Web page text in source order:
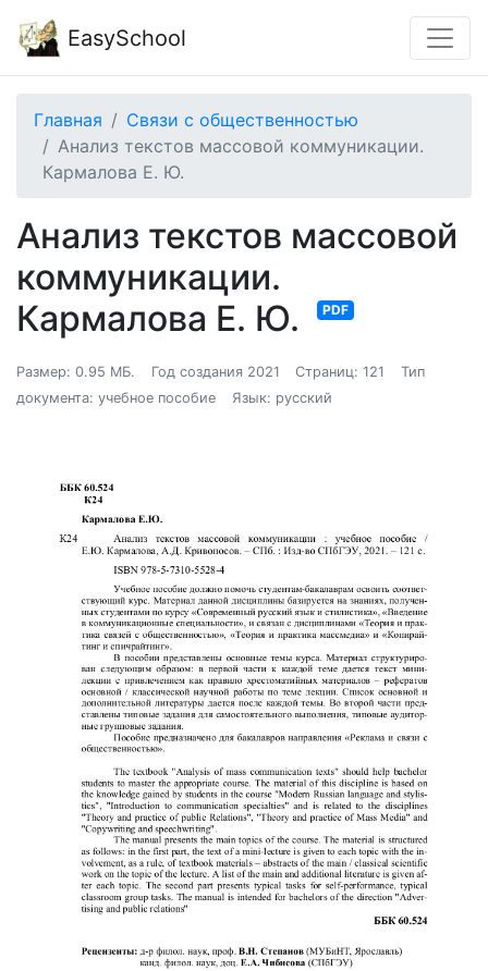
EasySchool
Главная
Связи с общественностью
Анализ текстов массовой коммуникации.
Кармалова Е. Ю.
Анализ текстов массовой
коммуникации.
Кармалова Е. Ю.
PDF
Размер: 0.95 МБ. Год создания 2021 Страниц: 121
Тип
документа: учебное пособие
Язык: русский